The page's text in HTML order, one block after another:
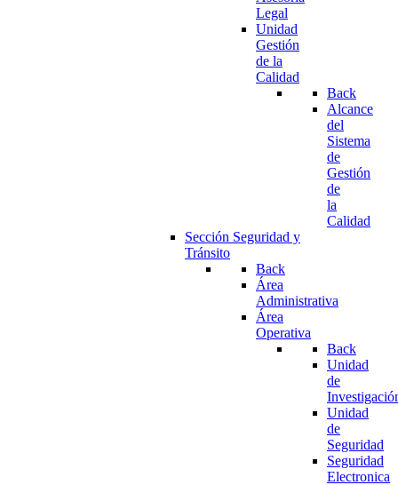
Legal
Unidad
Gestión
de la
Calidad
Back
Alcance
del
Sistema
de
Gestión
de
la
Calidad
Sección Seguridad y
Tránsito
Back
Área
Administrativa
Área
Operativa
Back
Unidad
de
Unidad
de
Seguridad
Seguridad
Electronica